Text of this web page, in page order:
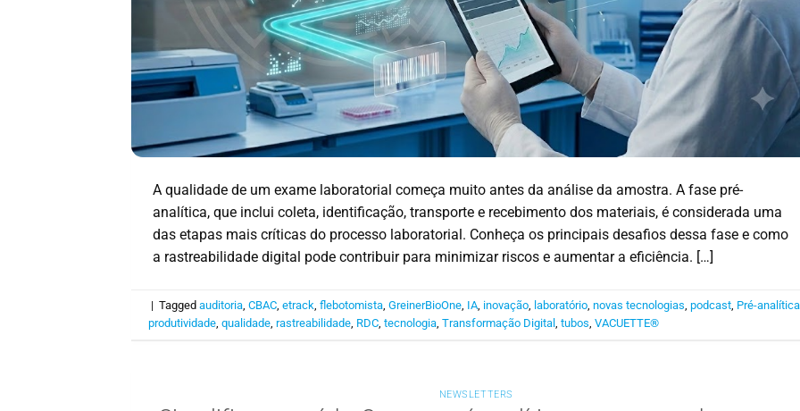
A qualidade de um exame laboratorial começa muito antes da análise da amostra. A fase pré-
analítica, que inclui coleta, identificação, transporte e recebimento dos materiais, é considerada uma
das etapas mais críticas do processo laboratorial. Conheça os principais desafios dessa fase e como
a rastreabilidade digital pode contribuir para minimizar riscos e aumentar a eficiência. […]
| Taggedauditoria ,CBAC ,etrack ,flebotomista ,GreinerBioOne IA inovação laboratório ,novas tecnologias ,podcast Pré-analítica
produtividade ,qualidade ,rastreabilidade RDC ,tecnologia ,Transformação Digital ,tubos ,VACUETTE®
NEWSLETTERS